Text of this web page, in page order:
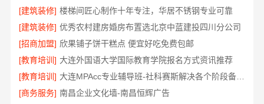
[建筑装修] 楼梯间匠心制作十年专注，华居不锈钢专业可靠
[建筑装修] 优秀农村建房婚房布置选北京中蓝建投四川分公司
[招商加盟] 欣果铺子饼干糕点 便宜好吃免费包邮
[教育培训] 大连外国语大学国际教育学院报名方式资讯推荐
[教育培训]
大连MPAcc专业辅导班-社科赛斯解决各个阶段备考需求
[商务服务] 南昌企业文化墙-南昌恒辉广告